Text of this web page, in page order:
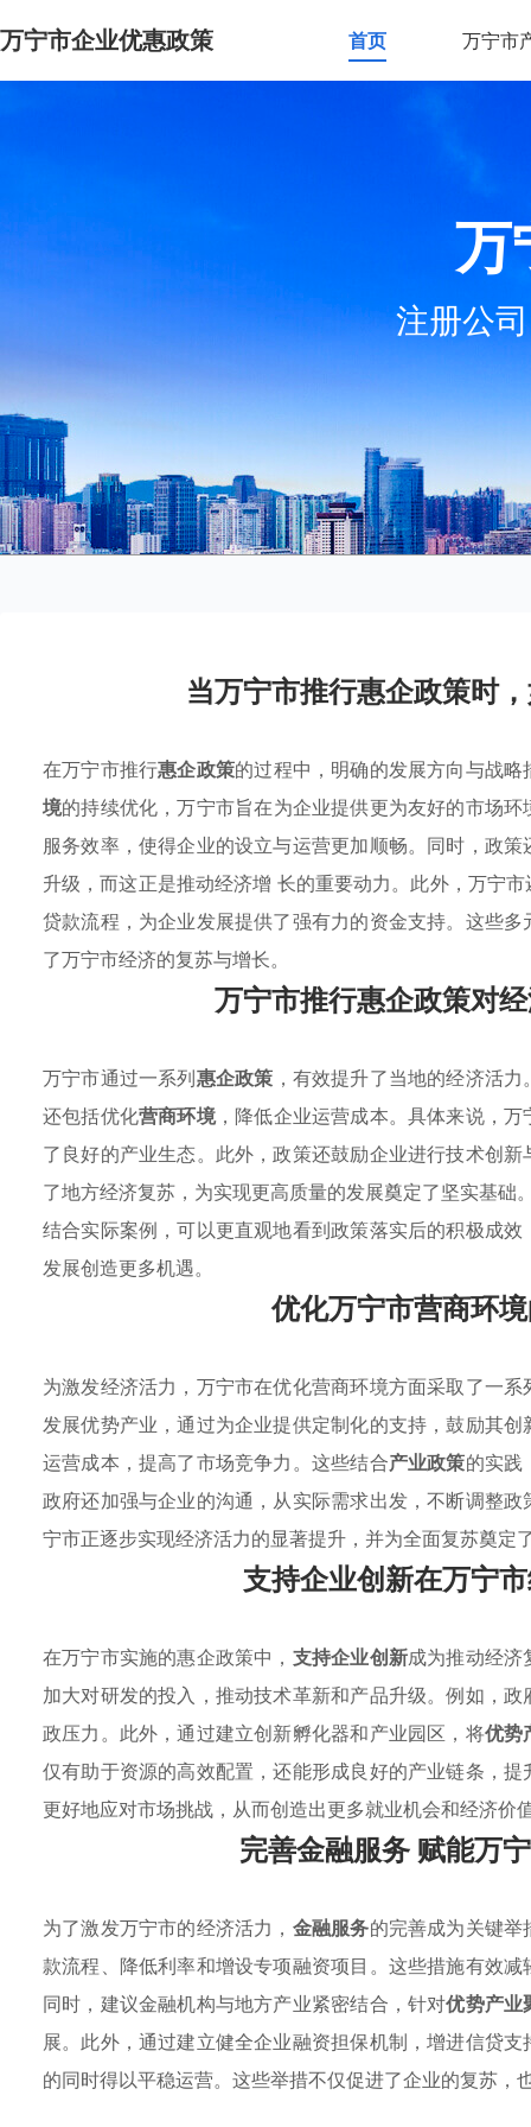
万宁市企业优惠政策 首页 万宁市
万
注册公
当万宁市推行惠企政策时
在万宁市推行惠企政策的过程中，明确的发展方向与战
境的持续优化，万宁市旨在为企业提供更为友好的市场
服务效率，使得企业的设立与运营更加顺畅。同时，政
升级，而这正是推动经济增 长的重要动力。此外，万宁
贷款流程，为企业发展提供了强有力的资金支持。这些
了万宁市经济的复苏与增长。
万宁市推行惠企政策对
万宁市通过一系列惠企政策 ，有效提升了当地的经济活
还包括优化营商环境，降低企业运营成本。具体来说，万
了良好的产业生态。此外，政策还鼓励企业进行技术创
了地方经济复苏，为实现更高质量的发展奠定了坚实基础
结合实际案例，可以更直观地看到政策落实后的积极成
发展创造更多机遇。
优化万宁市营商环
为激发经济活力，万宁市在优化营商环境方面采取了一
发展优势产业，通过为企业提供定制化的支持，鼓励其
运营成本，提高了市场竞争力。这些结合产业政策的实践
政府还加强与企业的沟通，从实际需求出发，不断调整
宁市正逐步实现经济活力的显著提升，并为全面复苏奠定
支持企业创新在万宁
在万宁市实施的惠企政策中， 支持企业创新成为推动经济
加大对研发的投入，推动技术革新和产品升级。例如，
政压力。此外，通过建立创新孵化器和产业园区，将优势
仅有助于资源的高效配置，还能形成良好的产业链条，
更好地应对市场挑战，从而创造出更多就业机会和经济价
完善金融服务 赋能万
为了激发万宁市的经济活力， 金融服务的完善成为关键
款流程、降低利率和增设专项融资项目。这些措施有效
同时，建议金融机构与地方产业紧密结合，针对优势产业
展。此外，通过建立健全企业融资担保机制，增进信贷
的同时得以平稳运营。这些举措不仅促进了企业的复苏，